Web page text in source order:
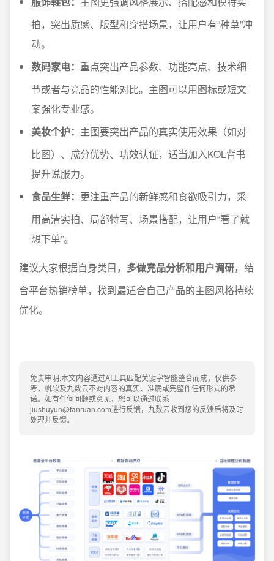
拍，突出质感、版型和穿搭场景，让用户有“种草”冲
动。
数码家电： 重点突出产品参数、功能亮点、技术细
节或者与竞品的性能对比。主图可以用图标或短文
案强化专业感。
美妆个护： 主图要突出产品的真实使用效果（如对
比图）、成分优势、功效认证，适当加入KOL背书
提升说服力。
食品生鲜： 更注重产品的新鲜感和食欲吸引力，采
用高清实拍、局部特写、场景搭配，让用户“看了就
想下单”。
建议大家根据自身类目， 多做竞品分析和用户调研，结
合平台热销榜单，找到最适合自己产品的主图风格持续
优化。
免责申明:本文内容通过AI工具匹配关键字智能整合而成，仅供参
考，帆软及九数云不对内容的真实、准确或完整作任何形式的承
诺。如有任何问题或意见，您可以通过联系
jiushuyun@fanruan.com进行反馈，九数云收到您的反馈后将及时
处理并反馈。